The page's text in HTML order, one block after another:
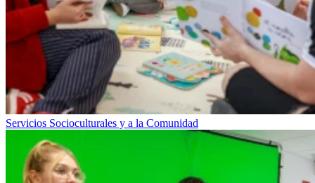
Servicios Socioculturales y a la Comunidad